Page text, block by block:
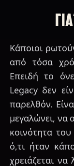
Κάποιοι
από τόσα
Επειδή το
Legacy δεν
παρελθόν.
μεγαλώνει, να
κοινότητα
ό,τι ήταν
χρειάζεται